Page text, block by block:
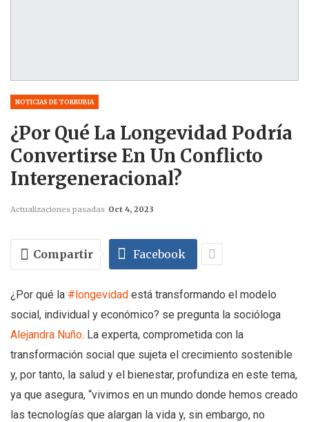
NOTICIAS DE TORRUBIA
¿Por Qué La Longevidad Podría
Convertirse En Un Conflicto
Intergeneracional?
Actualizaciones pasadas Oct 4, 2023
Compartir Facebook
¿Por qué la #longevidad está transformando el modelo
social, individual y económico? se pregunta la socióloga
Alejandra Nuño. La experta, comprometida con la
transformación social que sujeta el crecimiento sostenible
y, por tanto, la salud y el bienestar, profundiza en este tema,
ya que asegura, “vivimos en un mundo donde hemos creado
las tecnologías que alargan la vida y, sin embargo, no